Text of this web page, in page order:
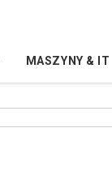
MASZYNY & IT